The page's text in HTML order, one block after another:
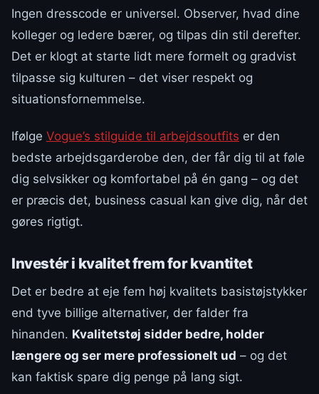
Ingen dresscode er universel. Observer, hvad dine
kolleger og ledere bærer, og tilpas din stil derefter.
Det er klogt at starte lidt mere formelt og gradvist
tilpasse sig kulturen – det viser respekt og
situationsfornemmelse.
Ifølge Vogue’s stilguide til arbejdsoutfits er den
bedste arbejdsgarderobe den, der får dig til at føle
dig selvsikker og komfortabel på én gang – og det
er præcis det, business casual kan give dig, når det
gøres rigtigt.
Investér i kvalitet frem for kvantitet
Det er bedre at eje fem høj kvalitets basistøjstykker
end tyve billige alternativer, der falder fra
hinanden. Kvalitetstøj sidder bedre, holder
længere og ser mere professionelt ud – og det
kan faktisk spare dig penge på lang sigt.